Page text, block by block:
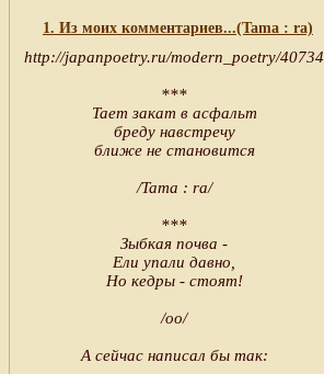
1. Из моих комментариев...(Tama : ra)
http://japanpoetry.ru/modern_poetry/40734
***
Тает закат в асфальт
бреду навстречу
ближе не становится
/Tama : ra/
***
Зыбкая почва -
Ели упали давно,
Но кедры - стоят!
/оо/
А сейчас написал бы так: